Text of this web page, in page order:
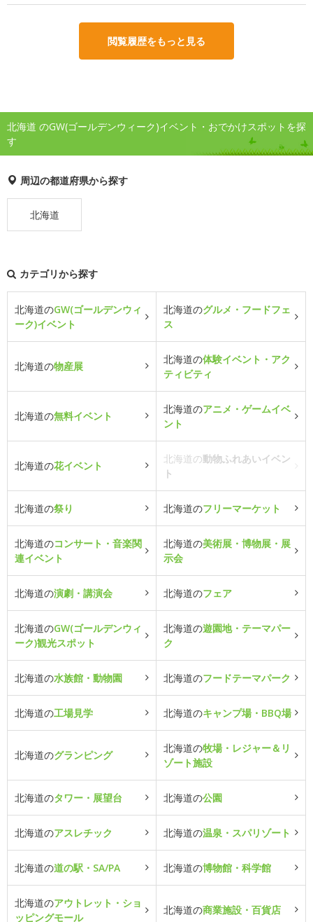
閲覧履歴をもっと見る
北海道 のGW(ゴールデンウィーク)イベント・おでかけスポットを探
す
周辺の都道府県から探す
北海道
カテゴリから探す
北海道のGW(ゴールデンウィ
ーク)イベント
北海道のグルメ・フードフェ
ス
北海道の物産展
北海道の体験イベント・アク
ティビティ
北海道の無料イベント
北海道のアニメ・ゲームイベ
ント
北海道の花イベント
北海道の動物ふれあいイベン
ト
北海道の祭り 北海道のフリーマーケット
北海道のコンサート・音楽関
連イベント
北海道の美術展・博物展・展
示会
北海道の演劇・講演会 北海道のフェア
北海道のGW(ゴールデンウィ
ーク)観光スポット
北海道の遊園地・テーマパー
ク
北海道の水族館・動物園 北海道のフードテーマパーク
北海道の工場見学 北海道のキャンプ場・BBQ場
北海道のグランピング
北海道の牧場・レジャー＆リ
ゾート施設
北海道のタワー・展望台 北海道の公園
北海道のアスレチック 北海道の温泉・スパリゾート
北海道の道の駅・SA/PA 北海道の博物館・科学館
北海道のアウトレット・ショ
ッピングモール
北海道の商業施設・百貨店